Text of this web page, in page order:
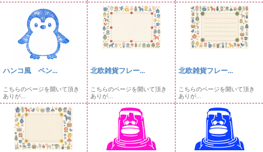
ハンコ風 ペン...
こちらのページを開いて頂き
ありが...
北欧雑貨フレー...
こちらのページを開いて頂き
ありが...
北欧雑貨フレー...
こちらのページを開いて頂き
ありが...